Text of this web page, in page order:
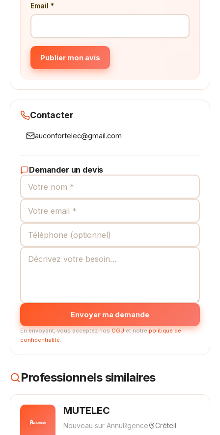
Email *
Publier mon avis
Contacter
auconfortelec@gmail.com
Demander un devis
Envoyer ma demande
En envoyant, vous acceptez nosCGUet notrepolitique de
confidentialité.
Professionnels similaires
MUTELEC
Nouveau sur AnnuRgence Créteil